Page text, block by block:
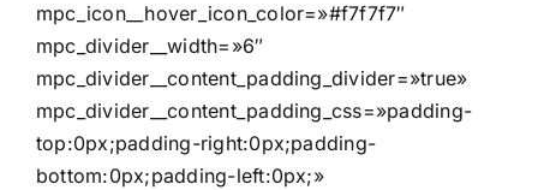
mpc_icon__hover_icon_color=»#f7f7f7″
mpc_divider__width=»6″
mpc_divider__content_padding_divider=»true»
mpc_divider__content_padding_css=»padding-
top:0px;padding-right:0px;padding-
bottom:0px;padding-left:0px;»